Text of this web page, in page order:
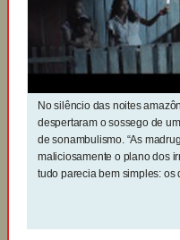
No silêncio das noites
despertaram o sossego de
de sonambulismo. “As
maliciosamente o plano dos
tudo parecia bem simples: